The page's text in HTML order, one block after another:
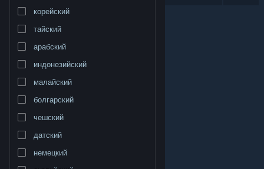
Полная версия
корейский
тайский
арабский
индонезийский
малайский
болгарский
чешский
датский
немецкий